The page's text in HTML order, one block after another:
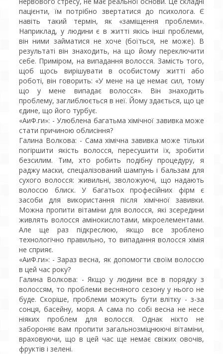
пацієнти, їм потрібно звертатися до психолога. Є
навіть такий термін, як «заміщення проблеми».
Наприклад, у людини є в житті якісь інші проблеми,
він ними займатися не хоче (боїться, не може). В
результаті він знаходить, на що йому переключити
себе. Приміром, на випадання волосся. Замість того,
щоб щось вирішувати в особистому житті або
роботі, він говорить: «У мене на це немає сил, тому
що у мене випадає волосся». Він знаходить
проблему, заглиблюється в неї. Йому здається, що це
єдине, що його турбує.
«АиФ.ги»: - Улюблена багатьма хімічної завивка може
стати причиною облисіння?
Галина Волкова: - Сама хімічна завивка може тільки
погіршити якість волосся, пересушити їх, зробити
безсилим. Тим, хто робить подібну процедуру, я
раджу маски, спеціалізований шампунь і бальзам для
сухого волосся: живильні, зволожуючі, що надають
волоссю блиск. У багатьох професійних фірм є
засоби для використання після хімічної завивки.
Можна пропити вітаміни для волосся, які зсередини
живлять волосся амінокислотами, мікроелементами.
Але ще раз підкреслюю, якщо все зроблено
технологічно правильно, то випадання волосся хімія
не сприяє.
«АиФ.ги»: - Зараз весна, як допомогти своїм волоссю
в цей час року?
Галина Волкова: - Якщо у людини все в порядку з
волоссям, то проблеми весняного сезону у нього не
буде. Скоріше, проблеми можуть бути влітку - з-за
сонця, басейну, моря. А сама по собі весна не несе
ніяких проблем для волосся. Однак ніхто не
забороняє вам пропити загальнозміцнюючі вітаміни,
враховуючи, що в цей час ще немає свіжих овочів,
фруктів і зелені.